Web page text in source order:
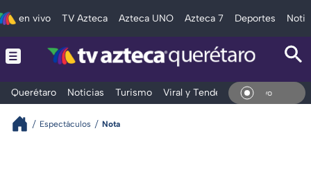
en vivo TV Azteca Azteca UNO Azteca 7 Deportes
Querétaro Noticias Turismo Viral y Tendencia Clima En
Espectáculos Nota